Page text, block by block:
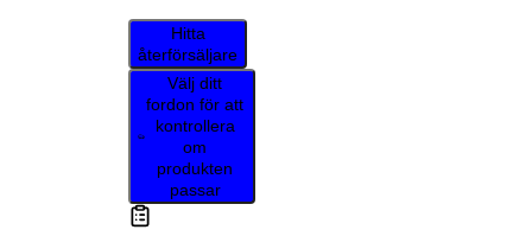
Hitta
återförsäljare
Välj ditt
fordon för att
kontrollera
om
produkten
passar